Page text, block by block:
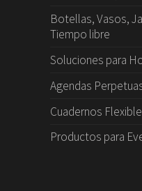
Botellas, Vasos,
Tiempo libre
Soluciones para
Agendas
Cuadernos
Productos para